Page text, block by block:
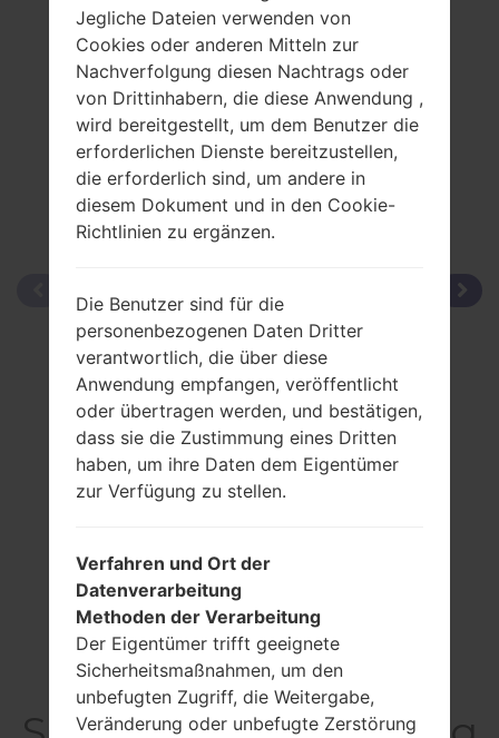
Vergleiche
Jegliche Dateien verwenden von
Cookies oder anderen Mitteln zur
Nachverfolgung diesen Nachtrags oder
von Drittinhabern, die diese Anwendung ,
wird bereitgestellt, um dem Benutzer die
erforderlichen Dienste bereitzustellen,
die erforderlich sind, um andere in
diesem Dokument und in den Cookie-
Richtlinien zu ergänzen.
Die Benutzer sind für die
personenbezogenen Daten Dritter
verantwortlich, die über diese
Anwendung empfangen, veröffentlicht
oder übertragen werden, und bestätigen,
dass sie die Zustimmung eines Dritten
haben, um ihre Daten dem Eigentümer
zur Verfügung zu stellen.
Verfahren und Ort der
Datenverarbeitung
Methoden der Verarbeitung
Der Eigentümer trifft geeignete
Sicherheitsmaßnahmen, um den
unbefugten Zugriff, die Weitergabe,
Veränderung oder unbefugte Zerstörung